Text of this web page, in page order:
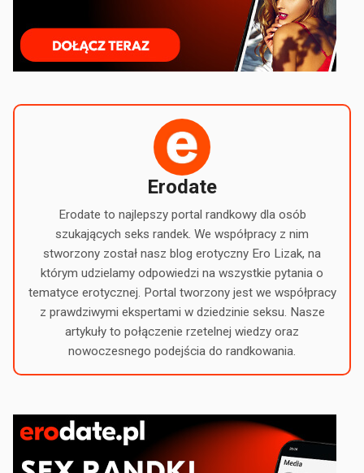
Erodate
Erodate to najlepszy portal randkowy dla osób
szukających seks randek. We współpracy z nim
stworzony został nasz blog erotyczny Ero Lizak, na
którym udzielamy odpowiedzi na wszystkie pytania o
tematyce erotycznej. Portal tworzony jest we współpracy
z prawdziwymi ekspertami w dziedzinie seksu. Nasze
artykuły to połączenie rzetelnej wiedzy oraz
nowoczesnego podejścia do randkowania.